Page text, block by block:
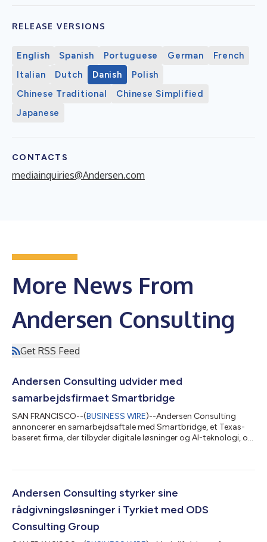
RELEASE VERSIONS
English Spanish Portuguese German
French
Italian
Dutch Danish
Polish
Chinese Traditional
Chinese Simplified
Japanese
CONTACTS
mediainquiries@Andersen.com
More News From
Andersen Consulting
Get RSS Feed
Andersen Consulting udvider med
samarbejdsfirmaet Smartbridge
SAN FRANCISCO--(BUSINESS WIRE)--Andersen Consulting
annoncerer en samarbejdsaftale med Smartbridge, et Texas-
baseret firma, der tilbyder digitale løsninger og AI-teknologi, og
grundlagt i 2003 og hjælper organisationer med at accelerere
digital innovation, AI, data og analyse samt
applikationsmoderniseringstjenester. Fir...
Andersen Consulting styrker sine
rådgivningsløsninger i Tyrkiet med ODS
Consulting Group